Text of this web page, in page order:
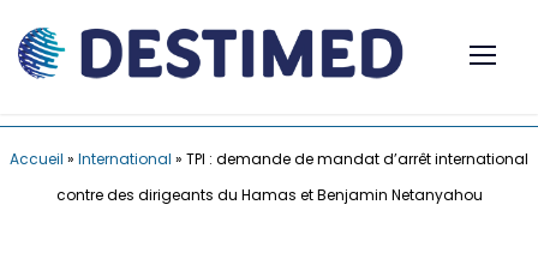
Accueil » International » TPI : demande de mandat d’arrêt international
contre des dirigeants du Hamas et Benjamin Netanyahou